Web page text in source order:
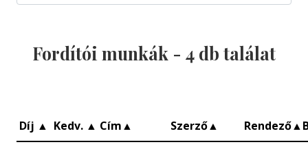
Fordítói munkák - 4 db találat
Díj ▲ Kedv. ▲ Cím▲ Szerző▲ Rendező▲